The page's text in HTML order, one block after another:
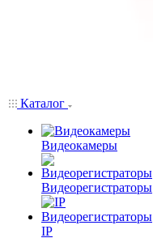
Каталог
Видеокамеры
Видеорегистраторы
IP